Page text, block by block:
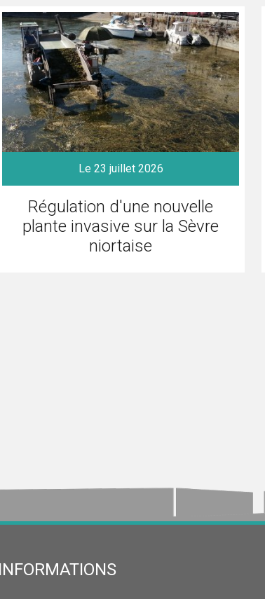
Le 23 juillet 2026
Régulation d'une nouvelle
plante invasive sur la Sèvre
niortaise
INFORMATIONS